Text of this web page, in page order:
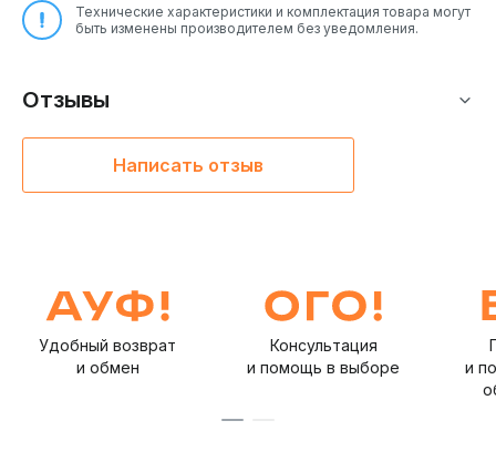
Технические характеристики и комплектация товара могут
быть изменены производителем без уведомления.
Отзывы
Написать отзыв
Удобный возврат
и обмен
Консультация
и помощь в выборе
и